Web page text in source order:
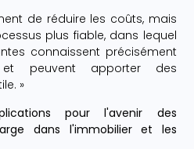
de réduire les coûts, mais
plus fiable, dans lequel
connaissent précisément
et peuvent apporter des
»
pour l'avenir des
dans l'immobilier et les